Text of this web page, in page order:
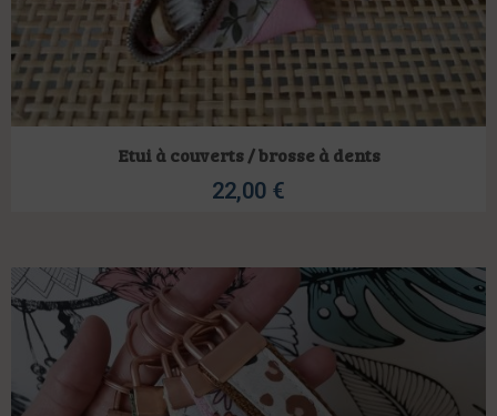
Etui à couverts / brosse à dents
22,00 €